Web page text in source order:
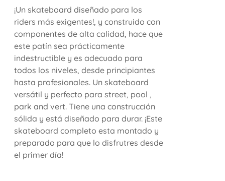
¡Un skateboard diseñado para los
riders más exigentes!, y construido con
componentes de alta calidad, hace que
este patín sea prácticamente
indestructible y es adecuado para
todos los niveles, desde principiantes
hasta profesionales. Un skateboard
versátil y perfecto para street, pool ,
park and vert. Tiene una construcción
sólida y está diseñado para durar. ¡Este
skateboard completo esta montado y
preparado para que lo disfrutres desde
el primer día!